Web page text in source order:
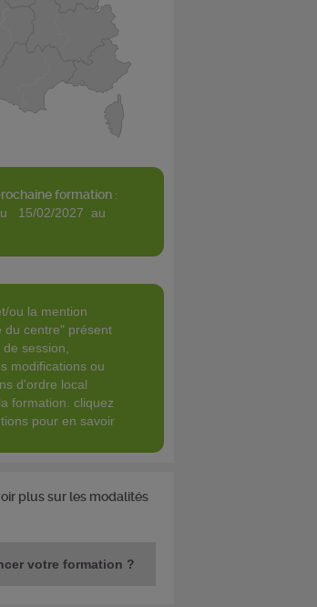
formation :
du centre" présent
session,
modifications ou
d'ordre local
formation. cliquez
pour en savoir
plus sur les modalités
votre formation ?